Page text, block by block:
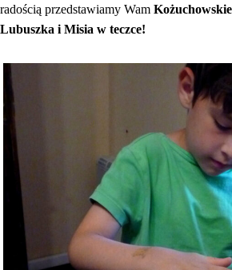
radością przedstawiamy Wam
Lubuszka i Misia w teczce!